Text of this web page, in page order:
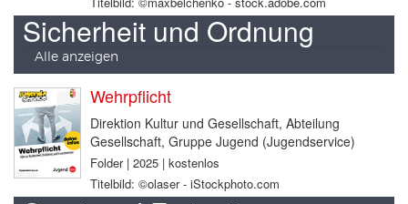
Sicherheit und Ordnung
Alle anzeigen
Wehrpflicht
Direktion Kultur und Gesellschaft, Abteilung
Gesellschaft, Gruppe Jugend (Jugendservice)
Folder | 2025 | kostenlos
Titelbild: ©olaser - iStockphoto.com